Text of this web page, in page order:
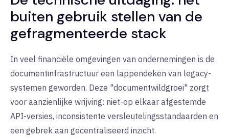
buiten gebruik stellen van de
gefragmenteerde stack
In veel financiële omgevingen van ondernemingen is de
documentinfrastructuur een lappendeken van legacy-
systemen geworden. Deze "documentwildgroei" zorgt
voor aanzienlijke wrijving: niet-op elkaar afgestemde
API-versies, inconsistente versleutelingsstandaarden en
een gebrek aan gecentraliseerd inzicht.